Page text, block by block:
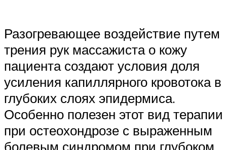
Разогревающее воздействие путем
трения рук массажиста о кожу
пациента создают условия доля
усиления капиллярного кровотока в
глубоких слоях эпидермиса.
Особенно полезен этот вид терапии
при остеохондрозе с выраженным
болевым синдромом при глубоком